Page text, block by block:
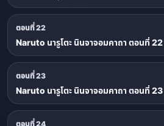
ตอนที่ 22
Naruto นารูโตะ นินจาจอมคาถา ตอนที่ 22
ตอนที่ 23
Naruto นารูโตะ นินจาจอมคาถา ตอนที่ 23
ตอนที่ 24